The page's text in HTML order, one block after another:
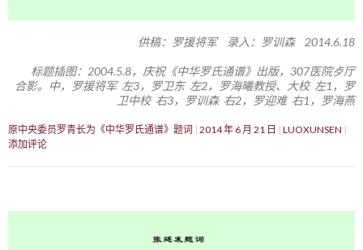
供稿：罗援将军 录入：罗训森 2014.6.18
标题插图：2004.5.8，庆祝《中华罗氏通谱》出版，307医院歺厅
合影。中，罗援将军 左3，罗卫东 左2，罗海曦教授、大校 左1，罗
卫中校 右3，罗训森 右2，罗迎难 右1，罗海燕
原中央委员罗青长为《中华罗氏通谱》题词 2014 年 6 月 21 日
LUOXUNSEN
添加评论